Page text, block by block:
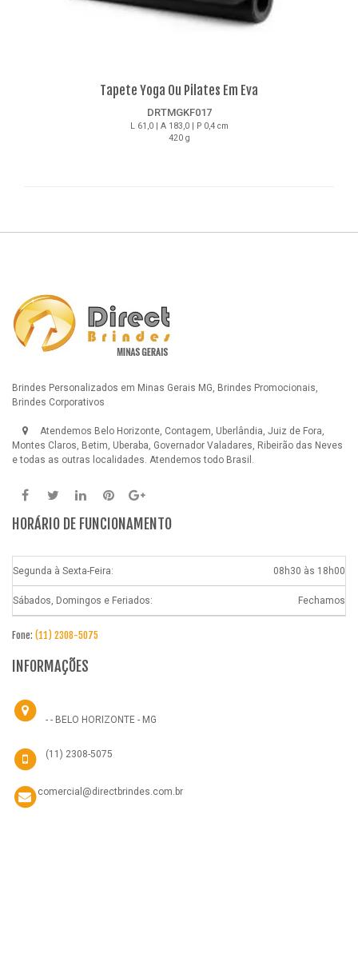
Tapete Yoga Ou Pilates Em Eva
DRTMGKF017
L 61,0 | A 183,0 | P 0,4 cm
420 g
Brindes Personalizados em Minas Gerais MG, Brindes Promocionais,
Brindes Corporativos
Atendemos Belo Horizonte, Contagem, Uberlândia, Juiz de Fora,
Montes Claros, Betim, Uberaba, Governador Valadares, Ribeirão das Neves
e todas as outras localidades. Atendemos todo Brasil.
HORÁRIO DE FUNCIONAMENTO
Segunda à Sexta-Feira: 08h30 às 18h00
Sábados, Domingos e Feriados: Fechamos
Fone: (11) 2308-5075
INFORMAÇÕES
- - BELO HORIZONTE - MG
(11) 2308-5075
comercial@directbrindes.com.br